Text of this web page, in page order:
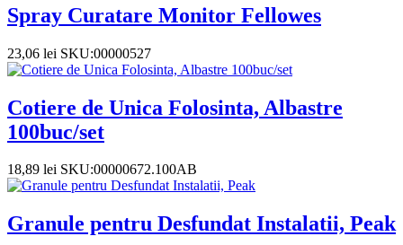
Spray Curatare Monitor Fellowes
23,06 lei SKU:00000527
Cotiere de Unica Folosinta, Albastre
100buc/set
18,89 lei SKU:00000672.100AB
Granule pentru Desfundat Instalatii, Peak